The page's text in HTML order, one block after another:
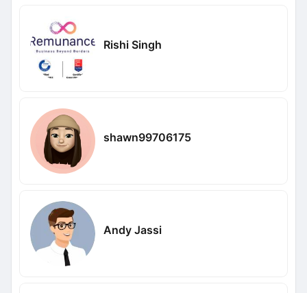
Rishi Singh
shawn99706175
Andy Jassi